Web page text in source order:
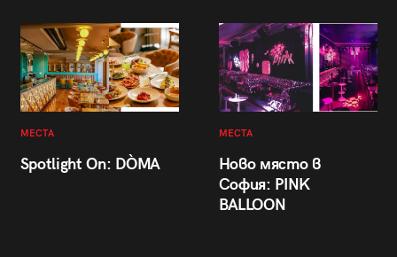
МЕСТА
Spotlight On: DÒMA
МЕСТА
Ново място в
София: PINK
BALLOON